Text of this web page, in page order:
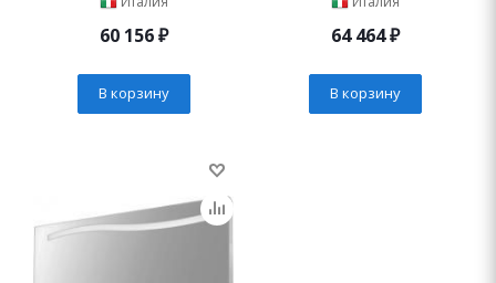
60 156₽
В корзину
64 464₽
В корзину